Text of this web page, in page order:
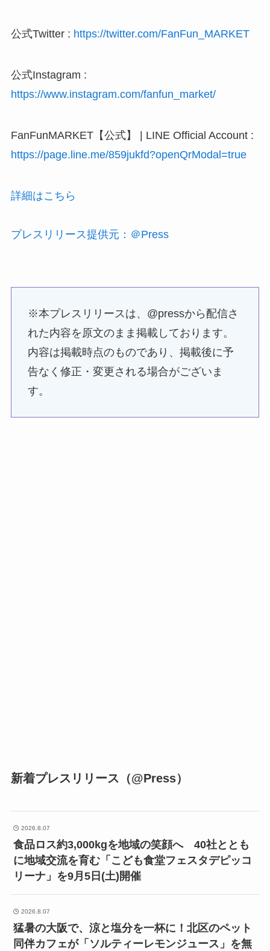
公式Twitter : https://twitter.com/FanFun_MARKET
公式Instagram :
https://www.instagram.com/fanfun_market/
FanFunMARKET【公式】 | LINE Official Account :
https://page.line.me/859jukfd?openQrModal=true
詳細はこちら
プレスリリース提供元：＠Press
※本プレスリリースは、@pressから配信さ
れた内容を原文のまま掲載しております。
内容は掲載時点のものであり、掲載後に予
告なく修正・変更される場合がございま
す。
新着プレスリリース（@Press）
2026.8.07
食品ロス約3,000kgを地域の笑顔へ 40社ととも
に地域交流を育む「こども食堂フェスタデピッコ
リーナ」を9月5日(土)開催
2026.8.07
猛暑の大阪で、涼と塩分を一杯に！北区のペット
同伴カフェが「ソルティーレモンジュース」を無